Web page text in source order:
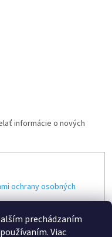
prechádzaním
Viac
informácie o nových
ochrany osobných